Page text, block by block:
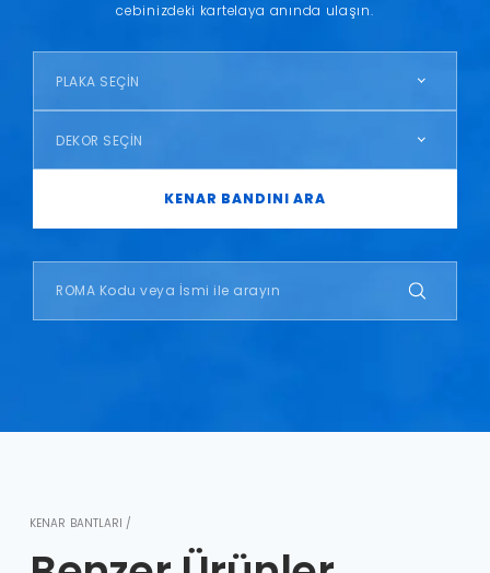
cebinizdeki kartelaya anında ulaşın.
PLAKA SEÇİN
DEKOR SEÇİN
KENAR BANDINI ARA
KENAR BANTLARI /